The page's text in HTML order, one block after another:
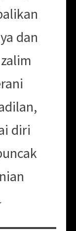
dan
diri